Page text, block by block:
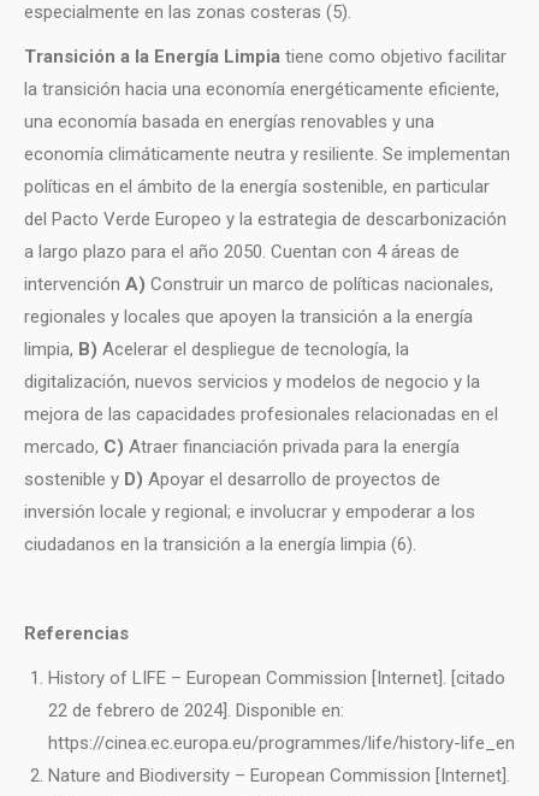
especialmente en las zonas costeras (5).
Transición a la Energía Limpia tiene como objetivo facilitar
la transición hacia una economía energéticamente eficiente,
una economía basada en energías renovables y una
economía climáticamente neutra y resiliente. Se implementan
políticas en el ámbito de la energía sostenible, en particular
del Pacto Verde Europeo y la estrategia de descarbonización
a largo plazo para el año 2050. Cuentan con 4 áreas de
intervención A) Construir un marco de políticas nacionales,
regionales y locales que apoyen la transición a la energía
limpia, B) Acelerar el despliegue de tecnología, la
digitalización, nuevos servicios y modelos de negocio y la
mejora de las capacidades profesionales relacionadas en el
mercado, C) Atraer financiación privada para la energía
sostenible y D) Apoyar el desarrollo de proyectos de
inversión locale y regional; e involucrar y empoderar a los
ciudadanos en la transición a la energía limpia (6).
Referencias
History of LIFE – European Commission [Internet]. [citado
22 de febrero de 2024]. Disponible en:
https://cinea.ec.europa.eu/programmes/life/history-life_en
Nature and Biodiversity – European Commission [Internet].